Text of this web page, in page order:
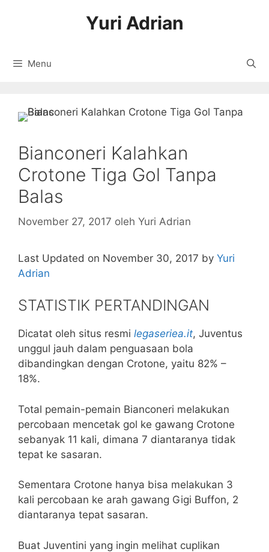
Yuri Adrian
Menu
Bianconeri Kalahkan
Crotone Tiga Gol Tanpa
Balas
November 27, 2017 oleh Yuri Adrian
Last Updated on November 30, 2017 by Yuri
Adrian
STATISTIK PERTANDINGAN
Dicatat oleh situs resmi legaseriea.it, Juventus
unggul jauh dalam penguasaan bola
dibandingkan dengan Crotone, yaitu 82% –
18%.
Total pemain-pemain Bianconeri melakukan
percobaan mencetak gol ke gawang Crotone
sebanyak 11 kali, dimana 7 diantaranya tidak
tepat ke sasaran.
Sementara Crotone hanya bisa melakukan 3
kali percobaan ke arah gawang Gigi Buffon, 2
diantaranya tepat sasaran.
Buat Juventini yang ingin melihat cuplikan